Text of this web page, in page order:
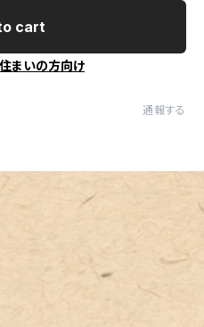
cart
まいの方向け
通報する